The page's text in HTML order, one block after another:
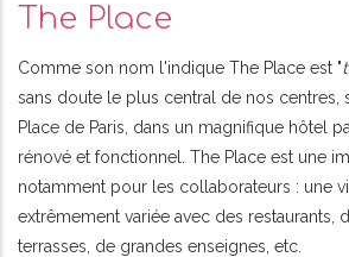
The Place
Comme son nom l'indique The Place est "
sans doute le plus central de nos centres,
Place de Paris, dans un magnifique hôtel
rénové et fonctionnel. The Place est une
notamment pour les collaborateurs : une
extrêmement variée avec des restaurants,
terrasses, de grandes enseignes, etc.